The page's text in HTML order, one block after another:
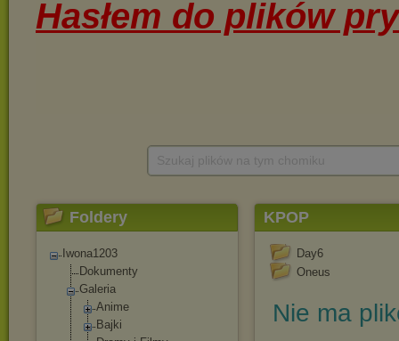
Foldery
Iwona1203
Dokumenty
Galeria
Anime
Bajki
KPOP
Day6
Oneus
Nie ma